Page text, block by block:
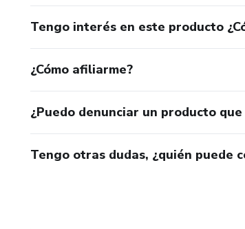
Tengo interés en este producto
¿Cómo afiliarme?
¿Puedo denunciar un producto
Tengo otras dudas, ¿quién puede